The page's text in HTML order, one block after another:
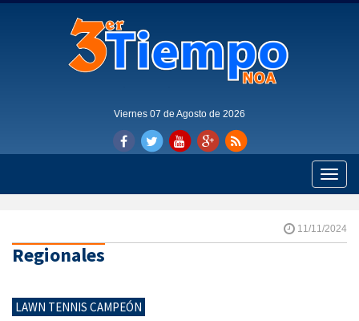
Viernes 07 de Agosto de 2026
Toggle
11/11/2024
Regionales
LAWN TENNIS CAMPEÓN